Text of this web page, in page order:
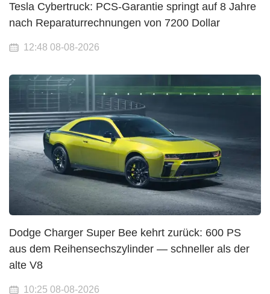
Tesla Cybertruck: PCS-Garantie springt auf 8 Jahre
nach Reparaturrechnungen von 7200 Dollar
12:48 08-08-2026
Dodge Charger Super Bee kehrt zurück: 600 PS
aus dem Reihensechszylinder — schneller als der
alte V8
10:25 08-08-2026